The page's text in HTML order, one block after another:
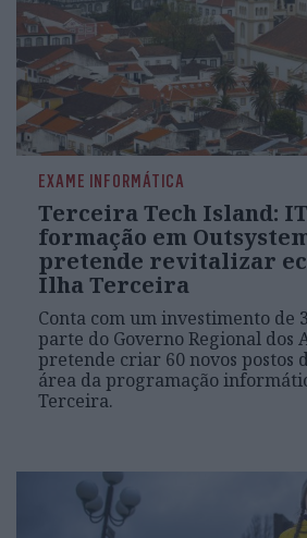
EXAME INFORMÁTICA
Terceira Tech Island:
formação em
pretende revitalizar
Ilha Terceira
Conta com um investimento de
parte do Governo Regional dos
pretende criar 60 novos postos
área da programação
Terceira.